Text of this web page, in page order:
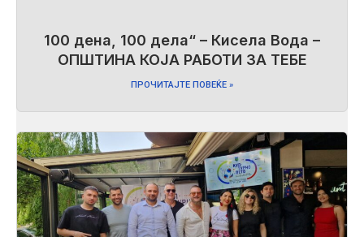
100 дена, 100 дела“ – Кисела Вода –
ОПШТИНА КОЈА РАБОТИ ЗА ТЕБЕ
ПРОЧИТАЈТЕ ПОВЕЌЕ »